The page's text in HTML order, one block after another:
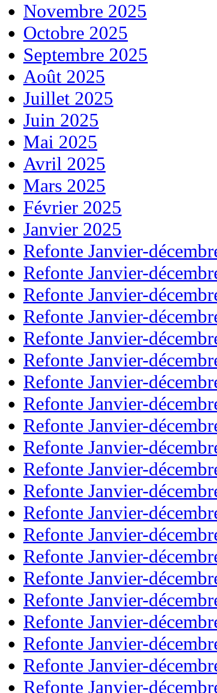
Novembre 2025
Octobre 2025
Septembre 2025
Août 2025
Juillet 2025
Juin 2025
Mai 2025
Avril 2025
Mars 2025
Février 2025
Janvier 2025
Refonte Janvier-
Refonte Janvier-
Refonte Janvier-
Refonte Janvier-
Refonte Janvier-
Refonte Janvier-
Refonte Janvier-
Refonte Janvier-
Refonte Janvier-
Refonte Janvier-
Refonte Janvier-
Refonte Janvier-
Refonte Janvier-
Refonte Janvier-
Refonte Janvier-
Refonte Janvier-
Refonte Janvier-
Refonte Janvier-
Refonte Janvier-
Refonte Janvier-
Refonte Janvier-